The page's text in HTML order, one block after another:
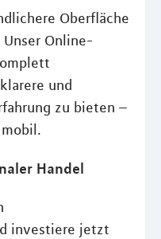
Oberfläche
Online-
und
zu bieten –
Handel
investiere jetzt